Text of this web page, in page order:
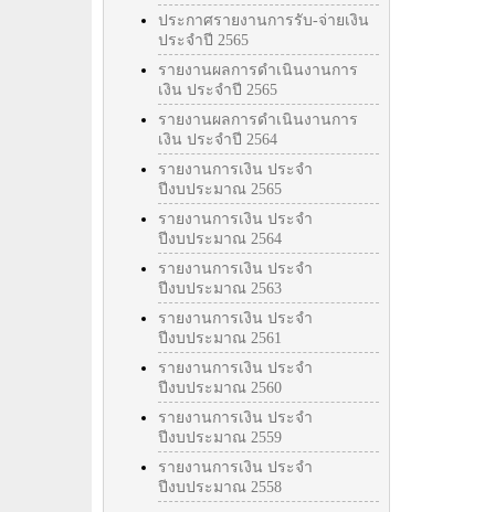
ประกาศรายงานการรับ-จ่ายเงิน
ประจำปี 2565
รายงานผลการดำเนินงานการ
เงิน ประจำปี 2565
รายงานผลการดำเนินงานการ
เงิน ประจำปี 2564
รายงานการเงิน ประจำ
ปีงบประมาณ 2565
รายงานการเงิน ประจำ
ปีงบประมาณ 2564
รายงานการเงิน ประจำ
ปีงบประมาณ 2563
รายงานการเงิน ประจำ
ปีงบประมาณ 2561
รายงานการเงิน ประจำ
ปีงบประมาณ 2560
รายงานการเงิน ประจำ
ปีงบประมาณ 2559
รายงานการเงิน ประจำ
ปีงบประมาณ 2558